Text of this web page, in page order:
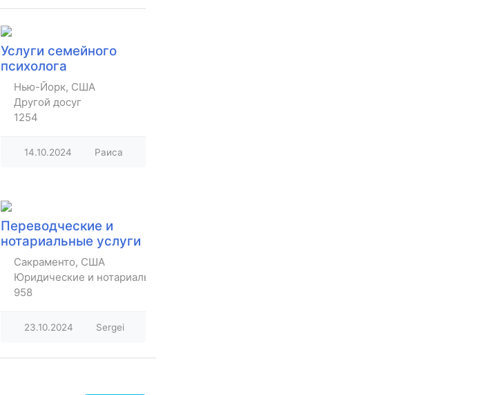
Услуги семейного
психолога
Нью-Йорк, США
Другой досуг
1254
14.10.2024 Раиса
Переводческие и
нотариальные услуги
Сакраменто, США
Юридические и нотариальные
958
23.10.2024 Sergei